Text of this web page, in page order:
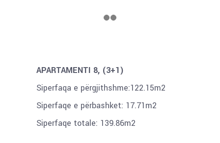
APARTAMENTI 8, (3+1)
Siperfaqa e përgjithshme:122.15m2
Siperfaqe e përbashket: 17.71m2
Siperfaqe totale: 139.86m2